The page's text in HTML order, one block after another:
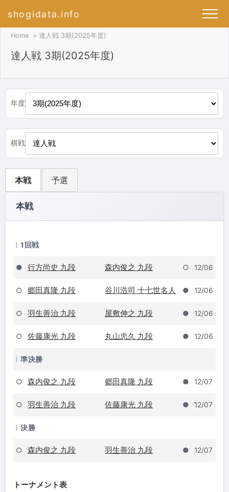
shogidata.info
Home 達人戦 3期(2025年度)
達人戦 3期(2025年度)
年度
棋戦
本戦 予選
本戦
1回戦
● 行方尚史 九段 森内俊之 九段 ○ 12/06
○ 郷田真隆 九段 谷川浩司 十七世名人 ● 12/06
○ 羽生善治 九段 屋敷伸之 九段 ● 12/06
○ 佐藤康光 九段 丸山忠久 九段 ● 12/06
準決勝
○ 森内俊之 九段 郷田真隆 九段 ● 12/07
○ 羽生善治 九段 佐藤康光 九段 ● 12/07
決勝
○ 森内俊之 九段 羽生善治 九段 ● 12/07
トーナメント表